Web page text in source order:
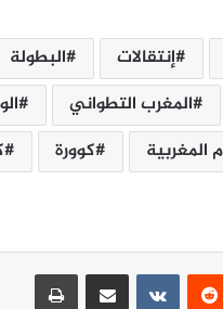
إنتقالات البطولة
المغرب التطواني
المغربية كوورة
مشاركة عبر البريد طباعة